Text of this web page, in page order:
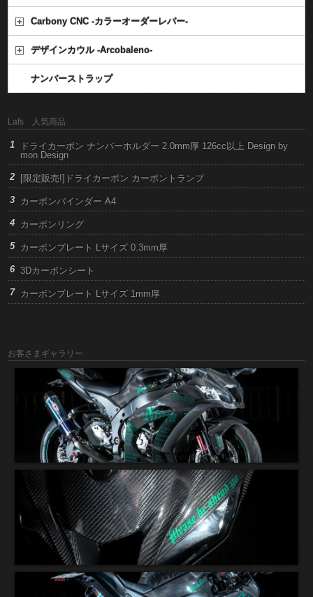
Carbony CNC -カラーオーダーレバー-
デザインカウル -Arcobaleno-
ナンバーストラップ
Lafs 人気商品
ドライカーボン ナンバーホルダー 2.0mm厚 126cc以上 Design by
mon Design
[限定販売!]ドライカーボン カーボントランプ
カーボンバインダー A4
カーボンリング
カーボンプレート Lサイズ 0.3mm厚
3Dカーボンシート
カーボンプレート Lサイズ 1mm厚
お客さまギャラリー